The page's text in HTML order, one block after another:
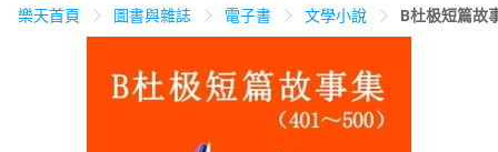
美食蛋糕 養生保健
樂天首頁 圖書與雜誌 電子書 文學小說 B杜极短篇故